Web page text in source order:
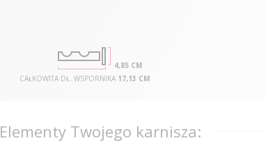
4,85 CM
CAŁKOWITA DŁ. WSPORNIKA 17,13 CM
Elementy Twojego karnisza: